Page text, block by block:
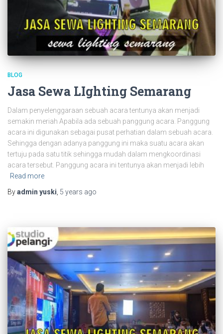
BLOG
Jasa Sewa LIghting Semarang
Dalam penyelenggaraan sebuah acara tentunya akan menjadi
semakin meriah Apabila ada sebuah panggung acara. Panggung
acara ini digunakan sebagai pusat perhatian dalam sebuah acara.
Sehingga dengan adanya panggung ini maka suatu acara akan
tertuju pada satu titik sehingga mudah dalam mengkoordinasi
acara tersebut. Panggung acara ini tentunya akan menjadi lebih
Read more
Byadmin yuski, 5 years ago